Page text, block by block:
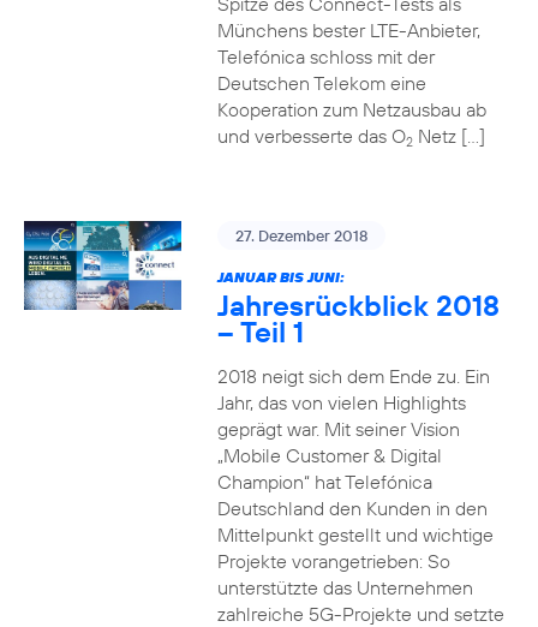
Münchens bester LTE-Anbieter,
Telefónica schloss mit der
Deutschen Telekom eine
Kooperation zum Netzausbau ab
und verbesserte das O2Netz […]
27. Dezember 2018
JANUAR BIS JUNI:
Jahresrückblick 2018
– Teil 1
2018 neigt sich dem Ende zu. Ein
Jahr, das von vielen Highlights
geprägt war. Mit seiner Vision
„Mobile Customer & Digital
Champion“ hat Telefónica
Deutschland den Kunden in den
Mittelpunkt gestellt und wichtige
Projekte vorangetrieben: So
unterstützte das Unternehmen
zahlreiche 5G-Projekte und setzte